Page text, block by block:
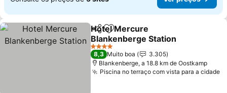
PartilharAdicionar aos favoritos
Hotel Mercure
Blankenberge Station
4 Estrelas
8,3 Muito boa
3.305
Blankenberge, a 18.8 km de Oostkamp
Piscina no terraço com vista para a cidade